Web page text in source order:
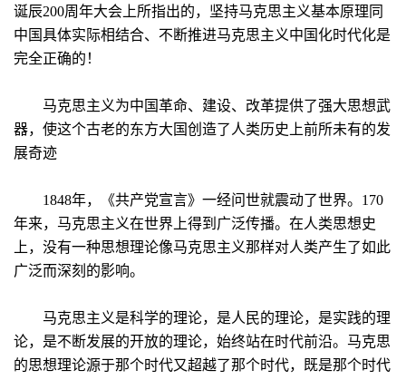
诞辰200周年大会上所指出的，坚持马克思主义基本原理同
中国具体实际相结合、不断推进马克思主义中国化时代化是
完全正确的！
马克思主义为中国革命、建设、改革提供了强大思想武
器，使这个古老的东方大国创造了人类历史上前所未有的发
展奇迹
1848年，《共产党宣言》一经问世就震动了世界。170
年来，马克思主义在世界上得到广泛传播。在人类思想史
上，没有一种思想理论像马克思主义那样对人类产生了如此
广泛而深刻的影响。
马克思主义是科学的理论，是人民的理论，是实践的理
论，是不断发展的开放的理论，始终站在时代前沿。马克思
的思想理论源于那个时代又超越了那个时代，既是那个时代